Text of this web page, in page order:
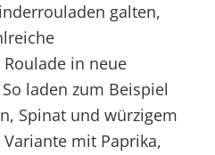
galten,
in neue
laden zum Beispiel
Spinat und würzigem
mit Paprika,